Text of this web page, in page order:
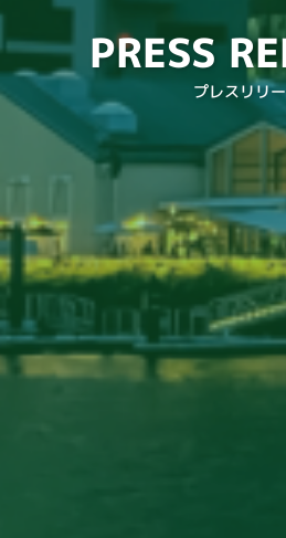
PRESS
プレスリリ